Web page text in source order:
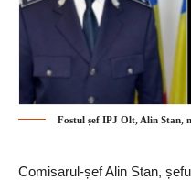
Fostul șef IPJ Olt, Alin Stan,
Comisarul-șef Alin Stan,